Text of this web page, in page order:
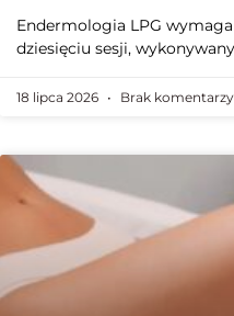
Endermologia LPG
dziesięciu sesji,
18 lipca 2026 Brak komentarzy